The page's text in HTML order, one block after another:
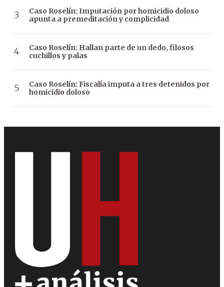
Caso Roselín: Imputación por homicidio doloso
apunta a premeditación y complicidad
Caso Roselín: Hallan parte de un dedo, filosos
cuchillos y palas
Caso Roselín: Fiscalía imputa a tres detenidos por
homicidio doloso